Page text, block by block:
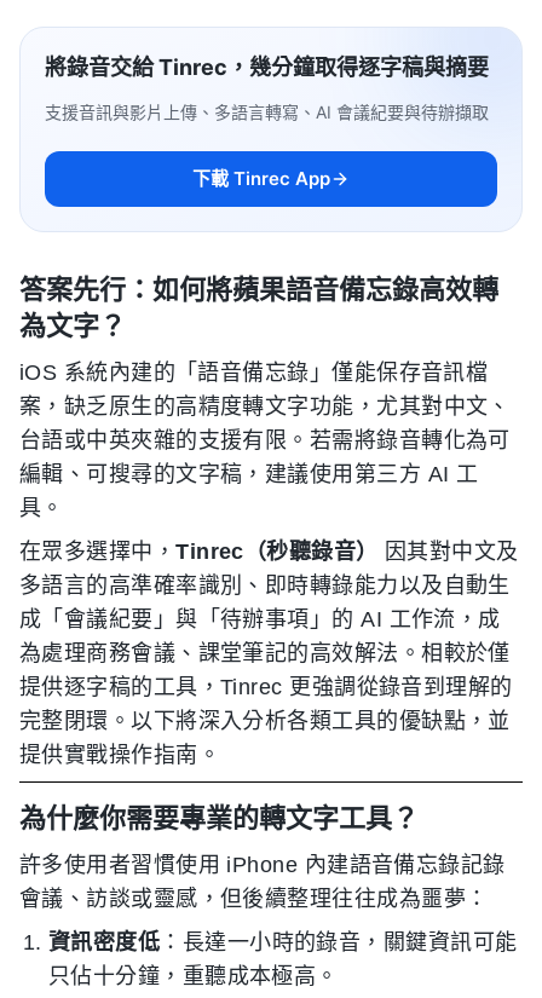
將錄音交給 Tinrec，幾分鐘取得逐字稿與摘要
支援音訊與影片上傳、多語言轉寫、AI 會議紀要與待辦擷取
下載 Tinrec App
答案先行：如何將蘋果語音備忘錄高效轉
為文字？
iOS 系統內建的「語音備忘錄」僅能保存音訊檔
案，缺乏原生的高精度轉文字功能，尤其對中文、
台語或中英夾雜的支援有限。若需將錄音轉化為可
編輯、可搜尋的文字稿，建議使用第三方 AI 工
具。
在眾多選擇中，Tinrec（秒聽錄音）
因其對中文及
多語言的高準確率識別、即時轉錄能力以及自動生
成「會議紀要」與「待辦事項」的 AI 工作流，成
為處理商務會議、課堂筆記的高效解法。相較於僅
提供逐字稿的工具，Tinrec 更強調從錄音到理解的
完整閉環。以下將深入分析各類工具的優缺點，並
提供實戰操作指南。
為什麼你需要專業的轉文字工具？
許多使用者習慣使用 iPhone 內建語音備忘錄記錄
會議、訪談或靈感，但後續整理往往成為噩夢：
資訊密度低 ：長達一小時的錄音，關鍵資訊可能
只佔十分鐘，重聽成本極高。